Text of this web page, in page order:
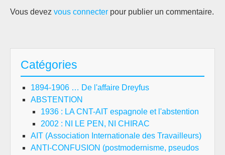
Vous devez vous connecter pour publier un commentaire.
Catégories
1894-1906 … De l'affaire Dreyfus
ABSTENTION
1936 : LA CNT-AIT espagnole et l'abstention
2002 : NI LE PEN, NI CHIRAC
AIT (Association Internationale des Travailleurs)
ANTI-CONFUSION (postmodernisme, pseudos